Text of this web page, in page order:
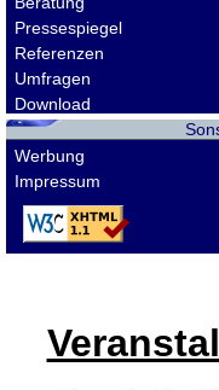
Pressespiegel
Referenzen
Umfragen
Download
Werbung
Impressum